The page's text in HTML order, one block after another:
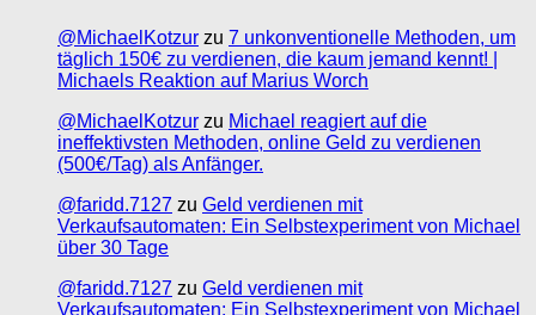
@MichaelKotzur zu 7 unkonventionelle Methoden, um
täglich 150€ zu verdienen, die kaum jemand kennt! |
Michaels Reaktion auf Marius Worch
@MichaelKotzur zu Michael reagiert auf die
ineffektivsten Methoden, online Geld zu verdienen
(500€/Tag) als Anfänger.
@faridd.7127 zu Geld verdienen mit
Verkaufsautomaten: Ein Selbstexperiment von Michael
über 30 Tage
@faridd.7127 zu Geld verdienen mit
Verkaufsautomaten: Ein Selbstexperiment von Michael